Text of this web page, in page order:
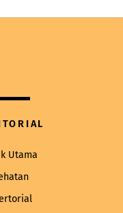
Utama